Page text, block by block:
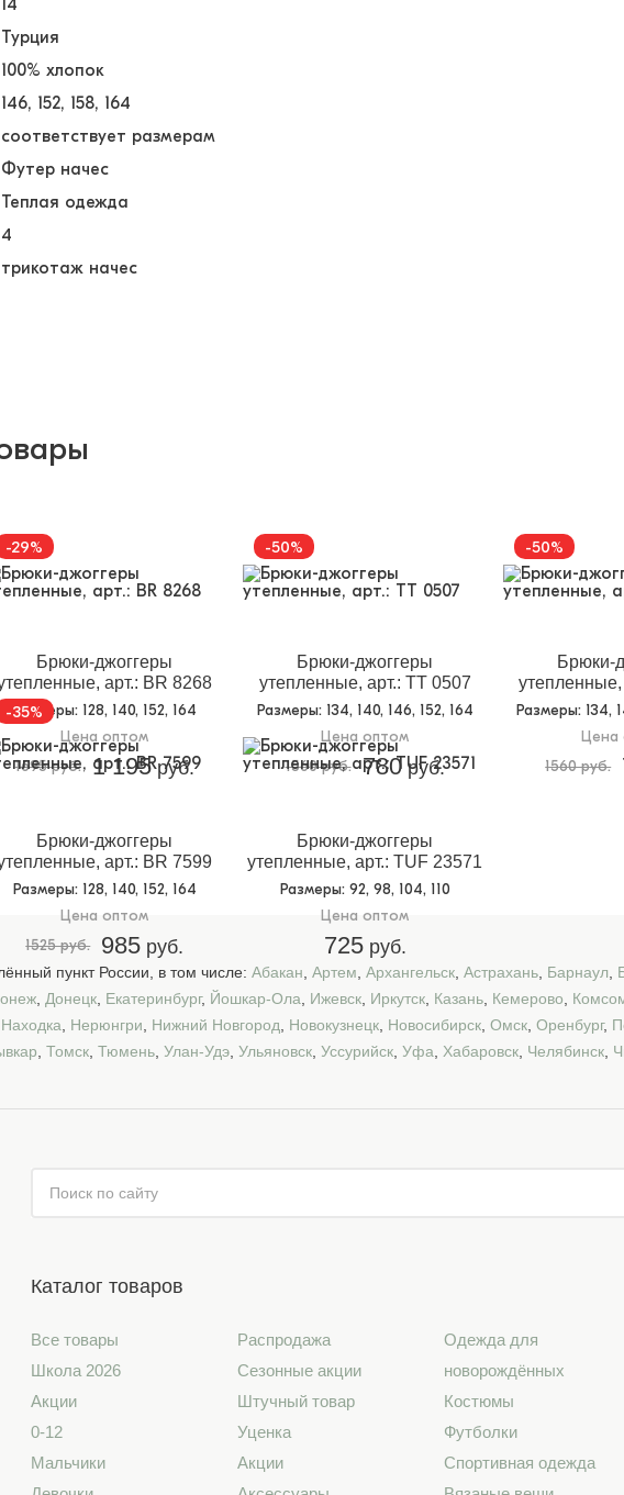
14
Турция
100% хлопок
146 152 158 164
соответствует размерам
Футер начес
Теплая одежда
4
трикотаж начес
-29%
Брюки-джоггеры
арт.: BR 8268
Размеры: 128, 140, 152, 164
Цена оптом
1695 руб.
1 195руб.
-50%
Брюки-джоггеры
утепленные, арт.: TT 0507
Размеры: 134, 140, 146, 152, 164
Цена оптом
1560 руб.
780руб.
-50%
Брюки-
утепленные,
Размеры: 134,
Цена
1560 руб.
-35%
Брюки-джоггеры
арт.: BR 7599
Размеры: 128, 140, 152, 164
Цена оптом
1525 руб.
985 руб.
Брюки-джоггеры
утепленные, арт.: TUF 23571
Размеры: 92, 98, 104, 110
Цена оптом
725руб.
пункт России, в том числе: Абакан Артем Архангельск Астрахань Барнаул
Донецк Екатеринбург, Йошкар-Ола Ижевск Иркутск Казань Кемерово
Находка Нерюнгри Нижний Новгород Новокузнецк Новосибирск Омск Оренбург,
Томск Тюмень Улан-Удэ Ульяновск Уссурийск Уфа Хабаровск Челябинск
Каталог товаров
Все товары
Школа 2026
Акции
0-12
Мальчики
Распродажа
Сезонные акции
Штучный товар
Уценка
Акции
Одежда для
новорождённых
Костюмы
Футболки
Спортивная одежда